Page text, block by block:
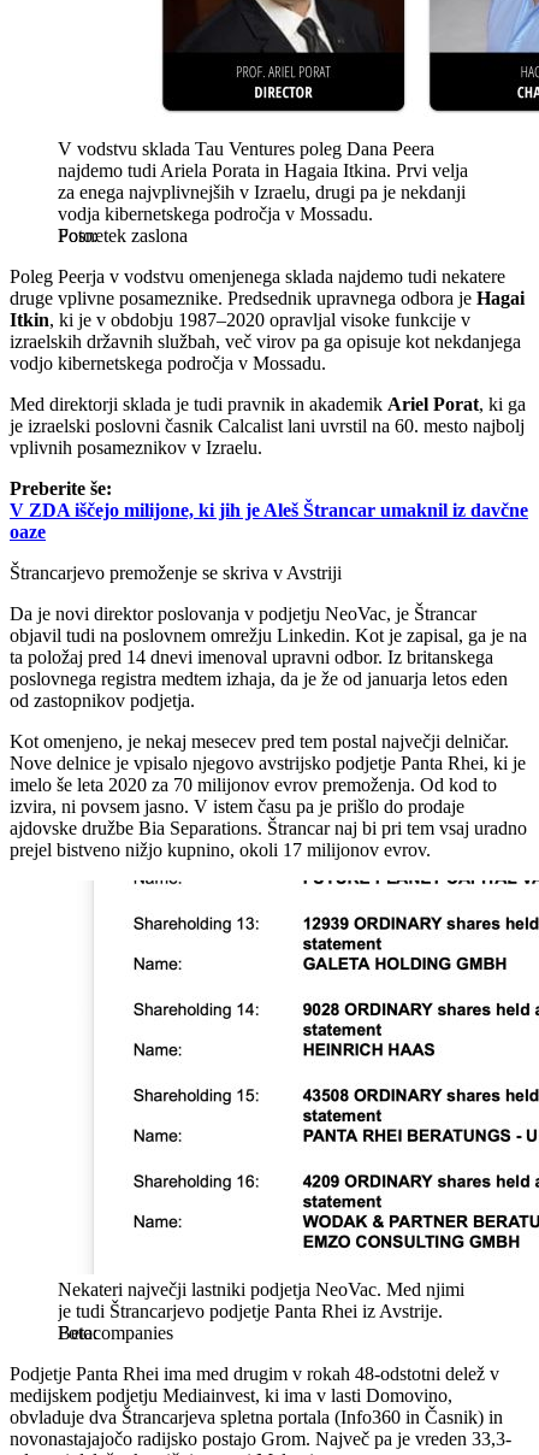
V vodstvu sklada Tau Ventures poleg Dana Peera
najdemo tudi Ariela Porata in Hagaia Itkina. Prvi velja
za enega najvplivnejših v Izraelu, drugi pa je nekdanji
vodja kibernetskega področja v Mossadu.
Posnetek zaslona
Poleg Peerja v vodstvu omenjenega sklada najdemo tudi nekatere
druge vplivne posameznike. Predsednik upravnega odbora je Hagai
Itkin, ki je v obdobju 1987–2020 opravljal visoke funkcije v
izraelskih državnih službah, več virov pa ga opisuje kot nekdanjega
vodjo kibernetskega področja v Mossadu.
Med direktorji sklada je tudi pravnik in akademik Ariel Porat, ki ga
je izraelski poslovni časnik Calcalist lani uvrstil na 60. mesto najbolj
vplivnih posameznikov v Izraelu.
Preberite še:
V ZDA iščejo milijone, ki jih je Aleš Štrancar umaknil iz davčne
oaze
Štrancarjevo premoženje se skriva v Avstriji
Da je novi direktor poslovanja v podjetju NeoVac, je Štrancar
objavil tudi na poslovnem omrežju Linkedin. Kot je zapisal, ga je na
ta položaj pred 14 dnevi imenoval upravni odbor. Iz britanskega
poslovnega registra medtem izhaja, da je že od januarja letos eden
od zastopnikov podjetja.
Kot omenjeno, je nekaj mesecev pred tem postal največji delničar.
Nove delnice je vpisalo njegovo avstrijsko podjetje Panta Rhei, ki je
imelo še leta 2020 za 70 milijonov evrov premoženja. Od kod to
izvira, ni povsem jasno. V istem času pa je prišlo do prodaje
ajdovske družbe Bia Separations. Štrancar naj bi pri tem vsaj uradno
prejel bistveno nižjo kupnino, okoli 17 milijonov evrov.
Nekateri največji lastniki podjetja NeoVac. Med njimi
je tudi Štrancarjevo podjetje Panta Rhei iz Avstrije.
Betacompanies
Podjetje Panta Rhei ima med drugim v rokah 48-odstotni delež v
medijskem podjetju Mediainvest, ki ima v lasti Domovino,
obvladuje dva Štrancarjeva spletna portala (Info360 in Časnik) in
novonastajajočo radijsko postajo Grom. Največ pa je vreden 33,3-